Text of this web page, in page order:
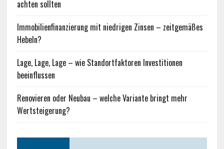
achten sollten
Immobilienfinanzierung mit niedrigen Zinsen – zeitgemäßes
Hebeln?
Lage, Lage, Lage – wie Standortfaktoren Investitionen
beeinflussen
Renovieren oder Neubau – welche Variante bringt mehr
Wertsteigerung?